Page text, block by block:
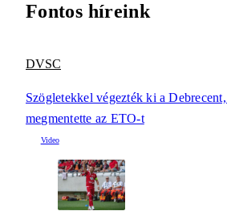
Fontos híreink
DVSC
Szögletekkel végezték ki a
megmentette az ETO-t